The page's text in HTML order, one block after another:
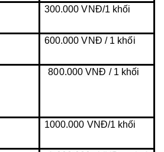
300.000 VNĐ/1 khối
600.000 VNĐ / 1 khối
800.000 VNĐ / 1 khối
1000.000 VNĐ/1 khối